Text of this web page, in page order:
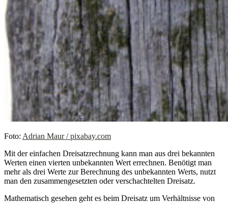
Foto: Adrian Maur / pixabay.com
Mit der einfachen Dreisatzrechnung kann man aus drei bekannten
Werten einen vierten unbekannten Wert errechnen. Benötigt man
mehr als drei Werte zur Berechnung des unbekannten Werts, nutzt
man den zusammengesetzten oder verschachtelten Dreisatz.
Mathematisch gesehen geht es beim Dreisatz um Verhältnisse von